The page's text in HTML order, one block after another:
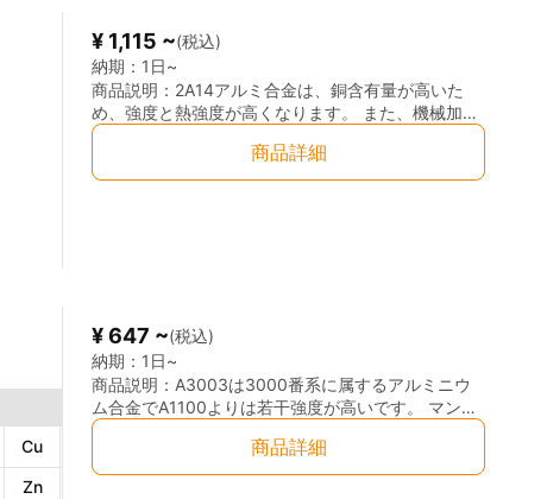
¥ 1,115 ~(税込)
納期： 1日~
商品説明： 2A14アルミ合金は、銅含有量が高いた
め、強度と熱強度が高くなります。 また、機械加工
性、接触溶接、スポット溶接、シーム溶接の性能は
高いですが、アーク溶接とガス溶接の性能に関して
は劣ります。 しかし熱処理を加えれば、この問題は
商品詳細
Cu
Zn
1.0～1.5％
¥ 647 ~(税込)
納期： 1日~
商品説明： A3003は3000番系に属するアルミニウ
ム合金でA1100よりは若干強度が高いです。 マンガ
ンなどを添加し純アルミニウムと同じように加工性
や耐食性を持たせています。 主な用途としては、建
築材や船舶用材などに使用されています。
商品詳細